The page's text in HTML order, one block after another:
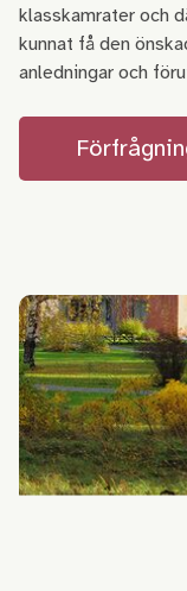
klasskamrater och
kunnat få den
anledningar och